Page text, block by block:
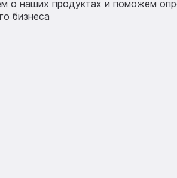
о наших продуктах и поможем
бизнеса